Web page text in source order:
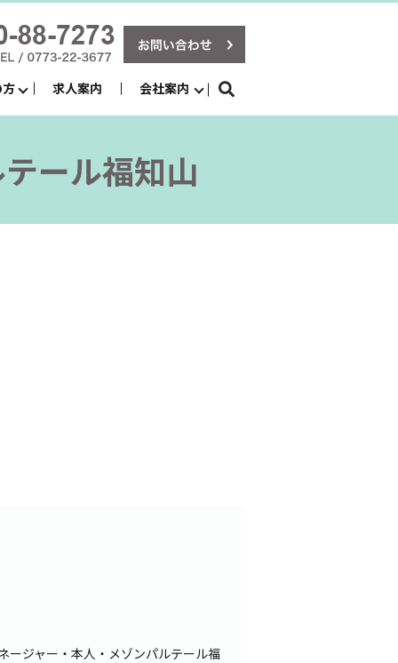
求人案内 会社案内 search
ール福知山
ージャー・本人・メゾンパルテール福